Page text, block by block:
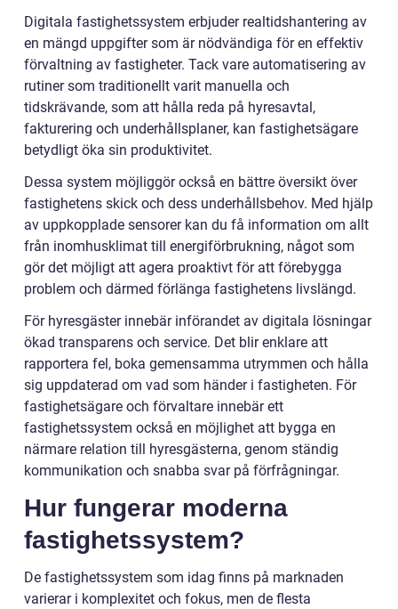
Digitala fastighetssystem erbjuder realtidshantering av
en mängd uppgifter som är nödvändiga för en effektiv
förvaltning av fastigheter. Tack vare automatisering av
rutiner som traditionellt varit manuella och
tidskrävande, som att hålla reda på hyresavtal,
fakturering och underhållsplaner, kan fastighetsägare
betydligt öka sin produktivitet.
Dessa system möjliggör också en bättre översikt över
fastighetens skick och dess underhållsbehov. Med hjälp
av uppkopplade sensorer kan du få information om allt
från inomhusklimat till energiförbrukning, något som
gör det möjligt att agera proaktivt för att förebygga
problem och därmed förlänga fastighetens livslängd.
För hyresgäster innebär införandet av digitala lösningar
ökad transparens och service. Det blir enklare att
rapportera fel, boka gemensamma utrymmen och hålla
sig uppdaterad om vad som händer i fastigheten. För
fastighetsägare och förvaltare innebär ett
fastighetssystem också en möjlighet att bygga en
närmare relation till hyresgästerna, genom ständig
kommunikation och snabba svar på förfrågningar.
Hur fungerar moderna
fastighetssystem?
De fastighetssystem som idag finns på marknaden
varierar i komplexitet och fokus, men de flesta